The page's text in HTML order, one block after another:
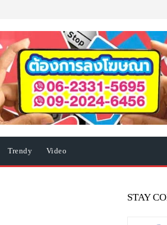
Trendy Video
STAY